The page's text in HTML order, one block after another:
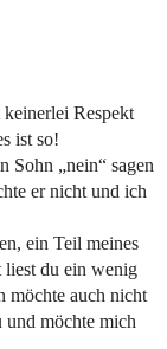
Respekt
ist so!
Sohn „nein“ sagen
er nicht und ich
ein Teil meines
liest du ein wenig
möchte auch nicht
und möchte mich